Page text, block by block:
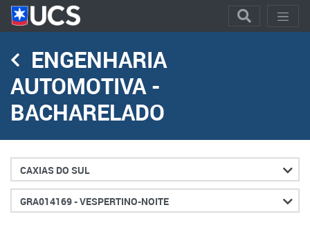
ENGENHARIA
AUTOMOTIVA -
BACHARELADO
Cidade
Turno